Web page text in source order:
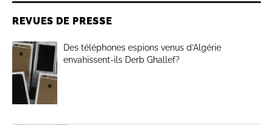
REVUES DE PRESSE
Des téléphones espions venus d’Algérie
envahissent-ils Derb Ghallef?